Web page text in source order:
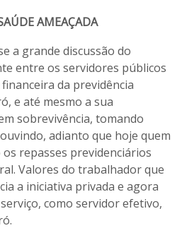
AMEAÇADA
a grande discussão do
entre os servidores públicos
da previdência
e até mesmo a sua
sobrevivência, tomando
adianto que hoje quem
repasses previdenciários
Valores do trabalhador que
a iniciativa privada e agora
como servidor efetivo,